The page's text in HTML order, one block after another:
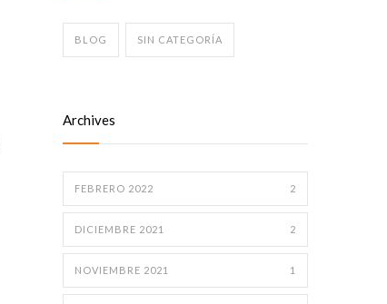
BLOG SIN CATEGORÍA
Archives
FEBRERO 2022 2
DICIEMBRE 2021 2
NOVIEMBRE 2021 1